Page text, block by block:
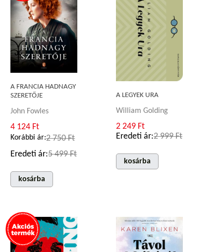
A FRANCIA HADNAGY
SZERETŐJE
John Fowles
4 124 Ft
Korábbi ár:2 750 Ft
Eredeti ár:5 499 Ft
kosárba
A LEGYEK URA
William Golding
2 249 Ft
Eredeti ár:2 999 Ft
kosárba